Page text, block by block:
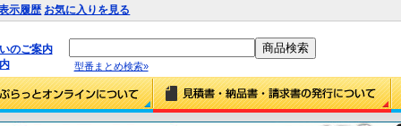
示履歴 お気に入りを見る
のご案内
型番まとめ検索»